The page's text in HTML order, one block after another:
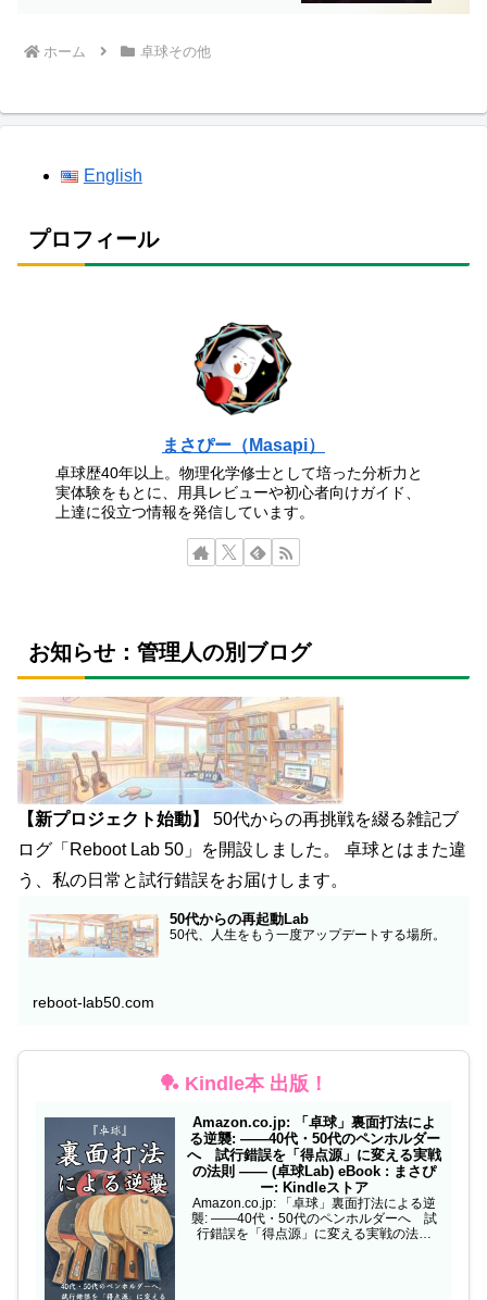
ホーム 卓球その他
English
プロフィール
まさぴー（Masapi）
卓球歴40年以上。物理化学修士として培った分析力と
実体験をもとに、用具レビューや初心者向けガイド、
上達に役立つ情報を発信しています。
お知らせ：管理人の別ブログ
【新プロジェクト始動】
50代からの再挑戦を綴る雑記ブ
ログ「Reboot Lab 50」を開設しました。 卓球とはまた違
う、私の日常と試行錯誤をお届けします。
50代からの再起動Lab
50代、人生をもう一度アップデートする場所。
reboot-lab50.com
🏓 Kindle本 出版！
Amazon.co.jp: 「卓球」裏面打法によ
る逆襲: ——40代・50代のペンホルダー
へ 試行錯誤を「得点源」に変える実戦
の法則 —— (卓球Lab) eBook : まさぴ
ー: Kindleストア
Amazon.co.jp: 「卓球」裏面打法による逆
襲: ——40代・50代のペンホルダーへ 試
行錯誤を「得点源」に変える実戦の法則